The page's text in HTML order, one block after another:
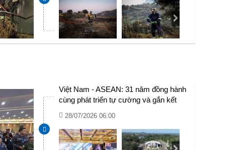
Việt Nam - ASEAN: 31 năm đồng hành
cùng phát triển tự cường và gắn kết
28/07/2026 06:00